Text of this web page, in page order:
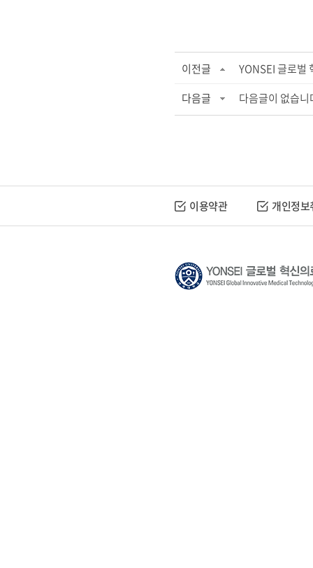
이전글
YONSEI 글로벌
다음글
다음글이 없습니
이용약관 개인정